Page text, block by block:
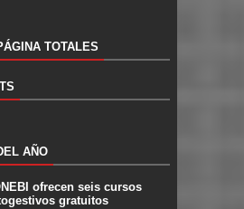
TOTALES
AÑO
ofrecen seis cursos
gratuitos